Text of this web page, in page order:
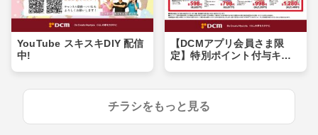
YouTube スキスキDIY 配信
中!
【DCMアプリ会員さま限
定】特別ポイント付与キャ
チラシをもっと見る